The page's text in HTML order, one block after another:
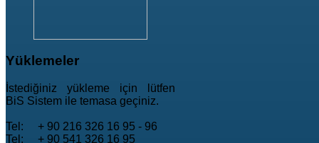
Yüklemeler
İstediğiniz yükleme için lütfen
BiS Sistem ile temasa geçiniz.
Tel: + 90 216 326 16 95 - 96
Tel: + 90 541 326 16 95